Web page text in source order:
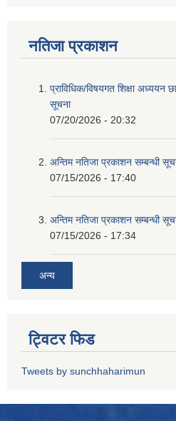
नतिजा प्रकाशन
प्राविधिक/विषयगत शिक्षा अध्ययन
सूचना
07/20/2026 - 20:32
अन्तिम नतिजा प्रकाशन सम्बन्धी
07/15/2026 - 17:40
अन्तिम नतिजा प्रकाशन सम्बन्धी
07/15/2026 - 17:34
अन्य
ट्विटर फिड
Tweets by sunchhaharimun